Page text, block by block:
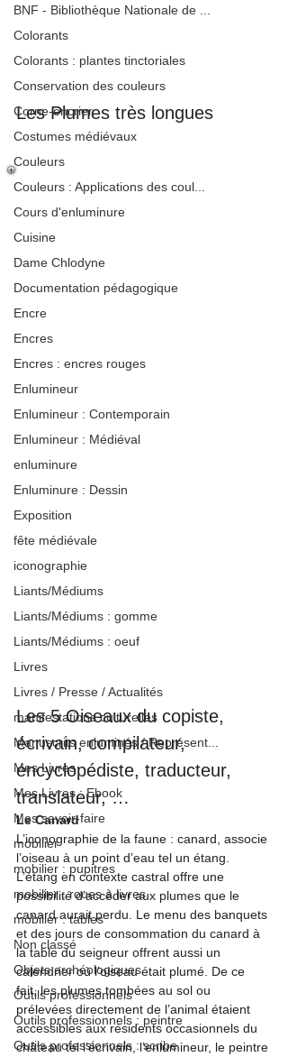
BNF - Bibliothèque Nationale de ...
Colorants
Colorants : plantes tinctoriales
Conservation des couleurs
Corne-encrier
Costumes médiévaux
Couleurs
Couleurs : Applications des coul...
Cours d'enluminure
Cuisine
Dame Chlodyne
Documentation pédagogique
Encre
Encres
Encres : encres rouges
Enlumineur
Enlumineur : Contemporain
Enlumineur : Médiéval
enluminure
Enluminure : Dessin
Exposition
fête médiévale
iconographie
Liants/Médiums
Liants/Médiums : gomme
Liants/Médiums : oeuf
Livres
Livres / Presse / Actualités
manifestations culturelles
Manuscrits enluminés / Représent...
Mes Livres
Mes Livres : Ebook
Mes savoir-faire
mobilier
mobilier : pupitres
mobilier : roues à livres
mobilier : tables
Non classé
Objets archéologiques
Outils professionnels
Outils professionnels : peintre
Outils professionnels : scribe
Les Plumes très longues
Les 5 Oiseaux du copiste,
écrivain, compilateur,
encyclopédiste, traducteur,
translateur, …
Le Canard
L’iconographie de la faune : canard, associe
l’oiseau à un point d’eau tel un étang.
L’étang en contexte castral offre une
possibilité d’accéder aux plumes que le
canard aurait perdu. Le menu des banquets
et des jours de consommation du canard à
la table du seigneur offrent aussi un
calendrier où l’oiseau était plumé. De ce
fait, les plumes tombées au sol ou
prélevées directement de l’animal étaient
accessibles aux résidents occasionnels du
château tel l’écrivain, l’enlumineur, le peintre